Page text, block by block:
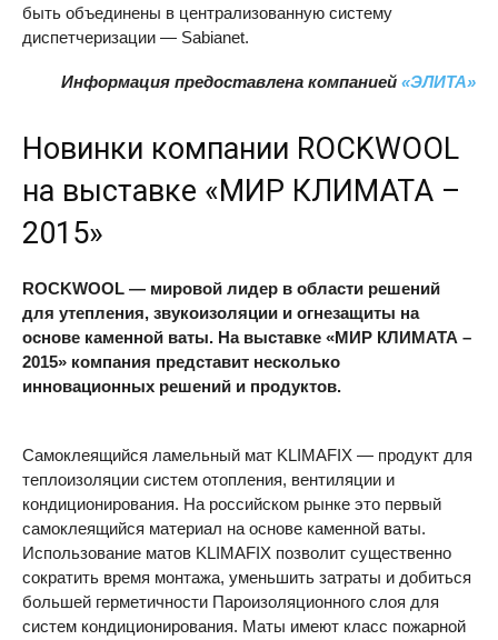
быть объединены в централизованную систему
диспетчеризации — Sabianet.
Информация предоставлена компанией «ЭЛИТА»
Новинки компании ROCKWOOL
на выставке «МИР КЛИМАТА –
2015»
ROCKWOOL — мировой лидер в области решений
для утепления, звукоизоляции и огнезащиты на
основе каменной ваты. На выставке «МИР КЛИМАТА –
2015» компания представит несколько
инновационных решений и продуктов.
Самоклеящийся ламельный мат KLIMAFIX — продукт для
теплоизоляции систем отопления, вентиляции и
кондиционирования. На российском рынке это первый
самоклеящийся материал на основе каменной ваты.
Использование матов KLIMAFIX позволит существенно
сократить время монтажа, уменьшить затраты и добиться
большей герметичности Пароизоляционного слоя для
систем кондиционирования. Маты имеют класс пожарной